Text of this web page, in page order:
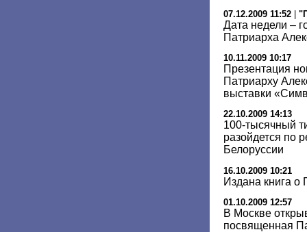
07.12.2009 11:52 |
Дата недели –
Патриарха
10.11.2009 10:17
Презентация
Патриарху
выставки
22.10.2009 14:13
100-тысячный
разойдется по
Белоруссии
16.10.2009 10:21
Издана книга о
01.10.2009 12:57
В Москве
посвященная